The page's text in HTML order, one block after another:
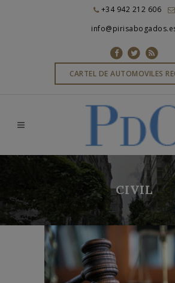
+34 942 212 606
CARTEL DE AUTOMOVILES
CIVIL